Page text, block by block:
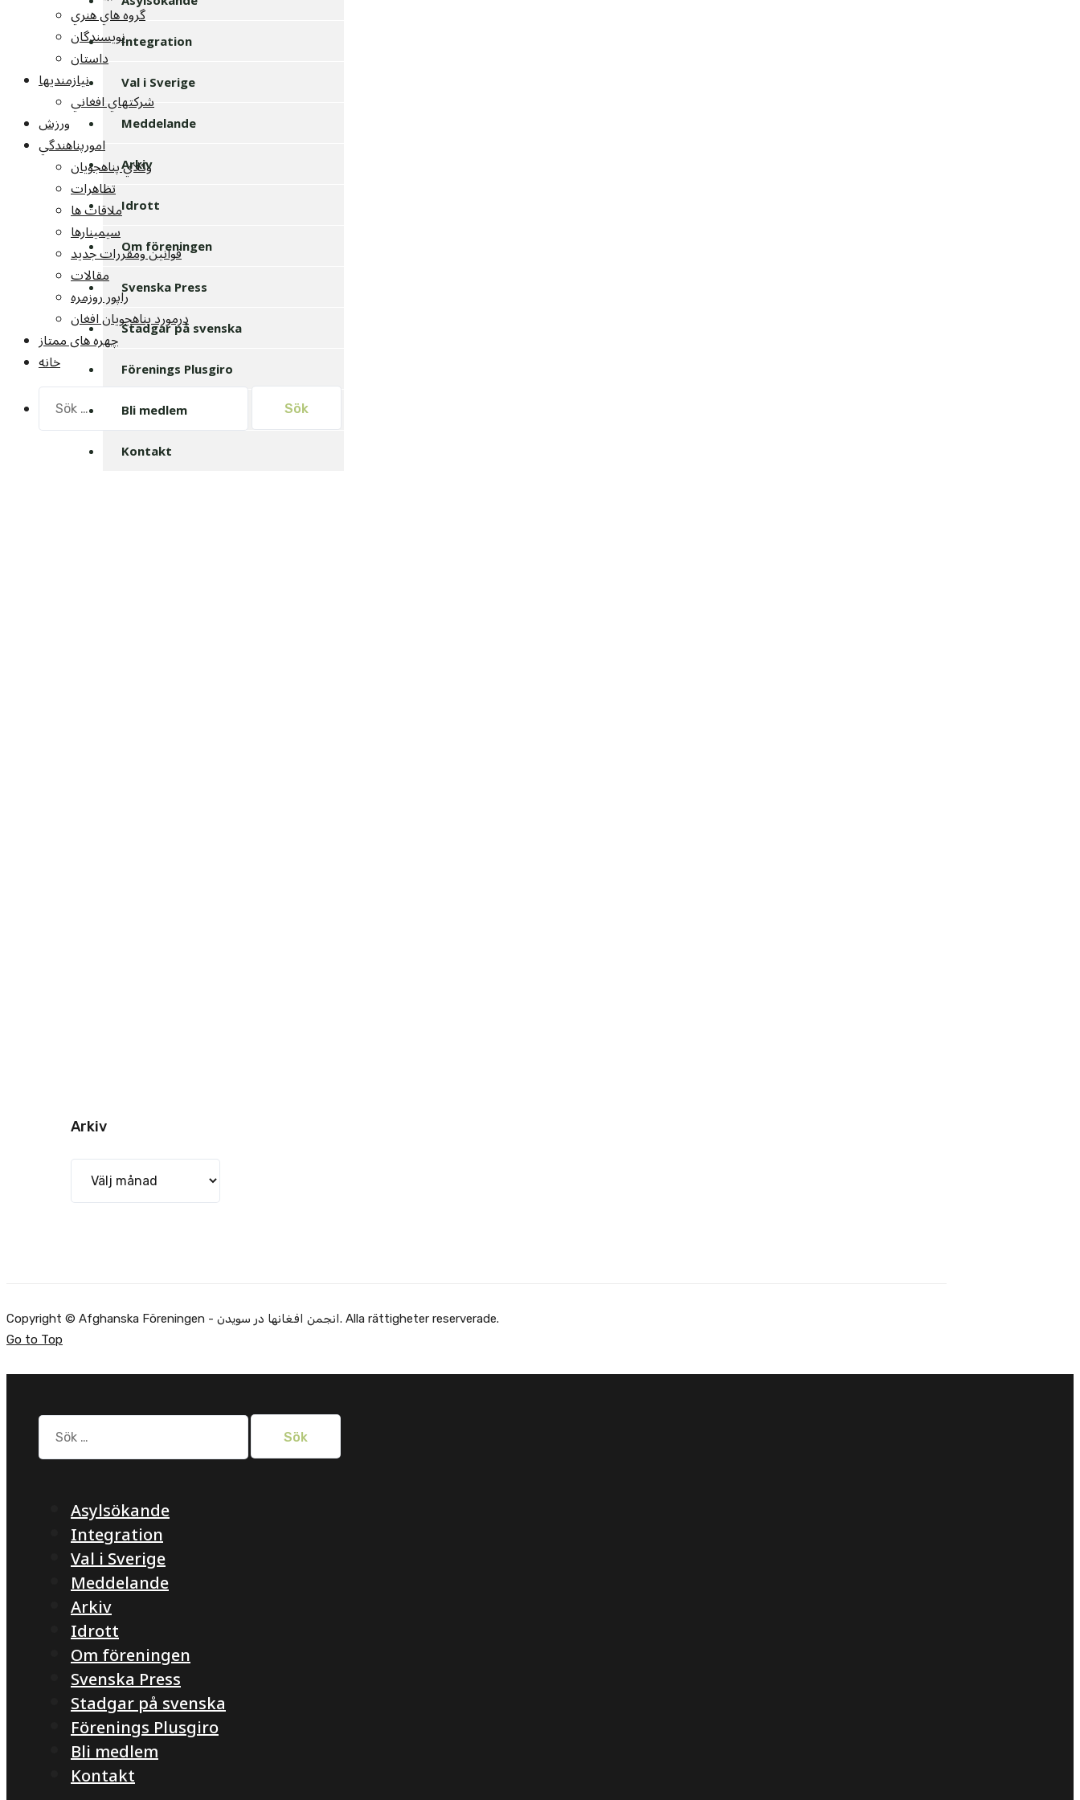
گروه هاي هنري
نويسندگان
داستان
نيازمنديها
شرکتهاي افغاني
ورزش
امورپناهندگي
وکلاي پناهجويان
تظاهرات
ملاقات ها
سيمينارها
قوانين ومقررات جديد
مقالات
راپور روزمره
درمورد پناهجويان افغان
چهره های ممتاز
خانه
efter:
Integration
Val i Sverige
Meddelande
Arkiv
Idrott
Om föreningen
Svenska Press
Stadgar på svenska
Förenings Plusgiro
Bli medlem
Kontakt
Arkiv
Copyright © Afghanska Föreningen - انجمن افغانها در سویدن. Alla rättigheter reserverade.
Go to Top
Sök
efter:
Asylsökande
Integration
Val i Sverige
Meddelande
Arkiv
Idrott
Om föreningen
Svenska Press
Stadgar på svenska
Förenings Plusgiro
Bli medlem
Kontakt